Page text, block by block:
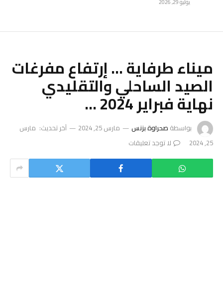
يوليو 29, 2026
ميناء طرفاية … إرتفاع مفرغات
الصيد الساحلي والتقليدي
نهاية فبراير 2024 …
بواسطة صحراوة بزنس مارس 25, 2024 آخر تحديث: مارس
25, 2024
لا توجد تعليقات